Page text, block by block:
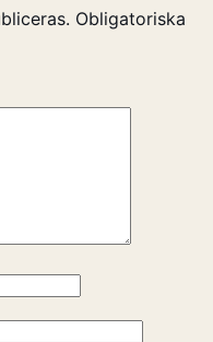
Obligatoriska